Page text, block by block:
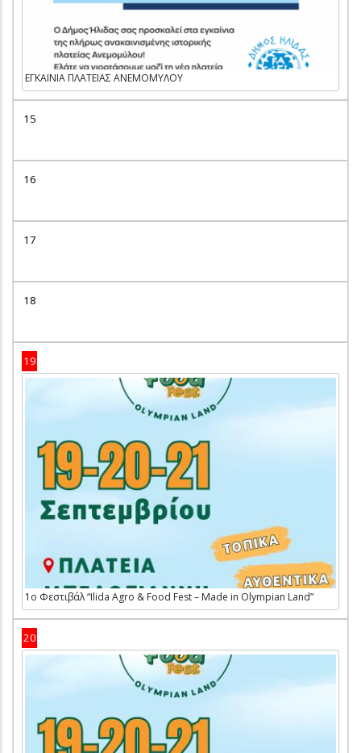
ΕΓΚΑΙΝΙΑ ΠΛΑΤΕΙΑΣ ΑΝΕΜΟΜΥΛΟΥ
15
16
17
18
19
1ο Φεστιβάλ “Ilida Agro & Food Fest – Made in Olympian Land”
20